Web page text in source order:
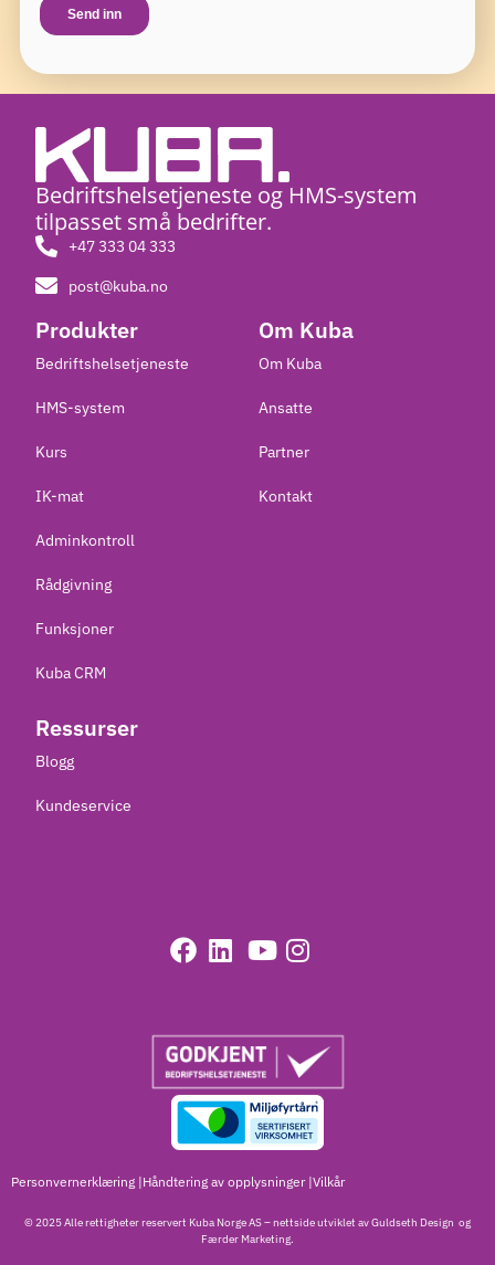
Bedriftshelsetjeneste og HMS-system
tilpasset små bedrifter. ​
+47 333 04 333
post@kuba.no
Produkter
Bedriftshelsetjeneste
HMS-system
Kurs
IK-mat
Adminkontroll
Rådgivning
Funksjoner
Kuba CRM
Om Kuba
Om Kuba
Ansatte
Partner
Kontakt
Ressurser
Blogg
Kundeservice
© 2025 Alle rettigheter reservert Kuba Norge AS – nettside utviklet avGuldseth Design og
Færder Marketing.
Personvernerklæring |Håndtering av opplysninger|Vilkår